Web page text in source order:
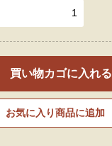
買い物カゴに入れる
お気に入り商品に追加